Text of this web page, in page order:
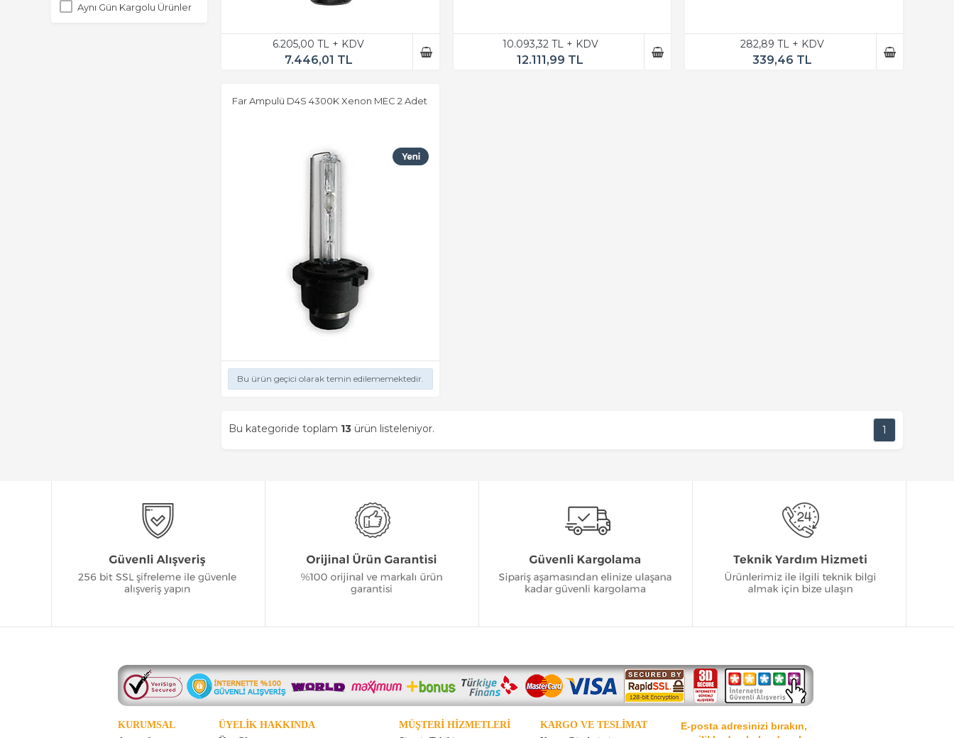
Aynı Gün Kargolu Ürünler
6.205,00 TL + KDV
7.446,01 TL
10.093,32 TL + KDV
12.111,99 TL
282,89 TL + KDV
339,46 TL
Far Ampulü D4S 4300K Xenon MEC 2 Adet
Bu ürün geçici olarak temin edilememektedir.
Bu kategoride toplam 13 ürün listeleniyor. 1
KURUMSAL ÜYELİK HAKKINDA MÜŞTERİ HİZMETLERİ KARGO VE TESLİMAT
E-posta adresinizi bırakın,